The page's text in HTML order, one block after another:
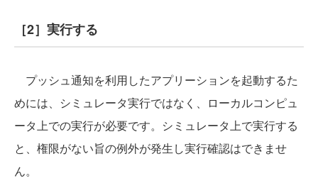
［2］実行する
プッシュ通知を利用したアプリーションを起動するた
めには、シミュレータ実行ではなく、ローカルコンピュ
ータ上での実行が必要です。シミュレータ上で実行する
と、権限がない旨の例外が発生し実行確認はできませ
ん。